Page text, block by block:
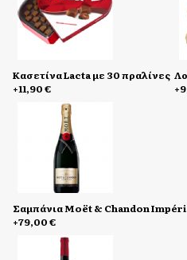
Kασετίνα Lacta με 30 πραλίνες
+11,90 €
Σαμπάνια Moët & Chandon
+79,00 €